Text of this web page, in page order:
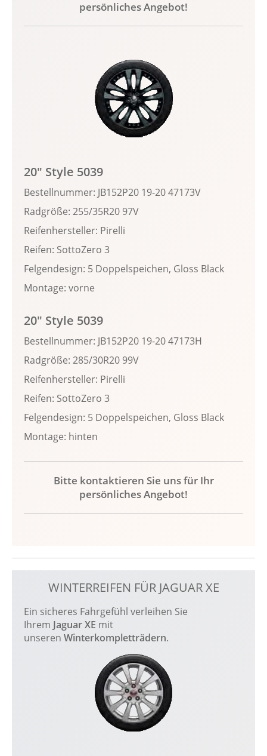
persönliches Angebot!
20" Style 5039
Bestellnummer: JB152P20 19-20 47173V
Radgröße: 255/35R20 97V
Reifenhersteller: Pirelli
Reifen: SottoZero 3
Felgendesign: 5 Doppelspeichen, Gloss Black
Montage: vorne
20" Style 5039
Bestellnummer: JB152P20 19-20 47173H
Radgröße: 285/30R20 99V
Reifenhersteller: Pirelli
Reifen: SottoZero 3
Felgendesign: 5 Doppelspeichen, Gloss Black
Montage: hinten
Bitte kontaktieren Sie uns für Ihr
persönliches Angebot!
WINTERREIFEN FÜR JAGUAR XE
Ein sicheres Fahrgefühl verleihen Sie
Ihrem Jaguar XE mit
unseren Winterkompletträdern.